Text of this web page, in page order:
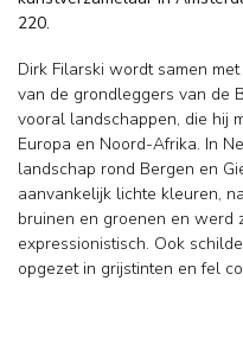
220.
Dirk Filarski wordt samen
van de grondleggers van de
vooral landschappen, die hij
Europa en Noord-Afrika. In
landschap rond Bergen en
aanvankelijk lichte kleuren,
bruinen en groenen en werd
expressionistisch. Ook
opgezet in grijstinten en fel